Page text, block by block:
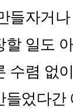
들자거
할 일도
수렴 없
들었다간